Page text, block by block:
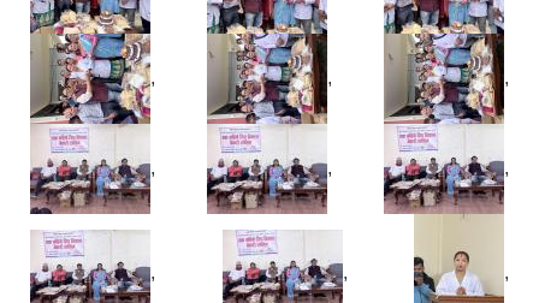
, , ,
, , ,
, , ,